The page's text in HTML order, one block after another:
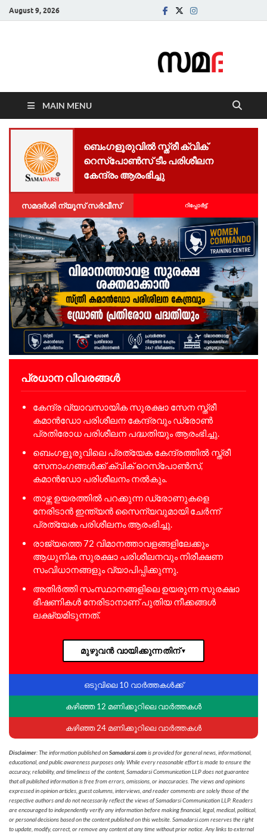
August 9, 2026
MAIN MENU
ബെംഗളൂരുവിൽ സ്ത്രീ ക്വിക്
റെസ്പോൺസ് ടീം പരിശീലന
കേന്ദ്രം ആരംഭിച്ചു
സമദർശി ന്യൂസ് സർവീസ് റിപ്പോര്‍ട്ട്
പ്രധാന വിവരങ്ങൾ
കേന്ദ്ര വ്യാവസായിക സുരക്ഷാ സേന സ്ത്രീ
കമാൻഡോ പരിശീലന കേന്ദ്രവും ഡ്രോൺ
പ്രതിരോധ പരിശീലന പദ്ധതിയും ആരംഭിച്ചു.
ബെംഗളൂരുവിലെ പ്രത്യേക കേന്ദ്രത്തിൽ സ്ത്രീ
സേനാംഗങ്ങൾക്ക് ക്വിക് റെസ്പോൺസ്,
കമാൻഡോ പരിശീലനം നൽകും.
താഴ്ന്ന ഉയരത്തിൽ പറക്കുന്ന ഡ്രോണുകളെ
നേരിടാൻ ഇന്ത്യൻ സൈന്യവുമായി ചേർന്ന്
പ്രത്യേക പരിശീലനം ആരംഭിച്ചു.
രാജ്യത്തെ 72 വിമാനത്താവളങ്ങളിലേക്കും
ആധുനിക സുരക്ഷാ പരിശീലനവും നിരീക്ഷണ
സംവിധാനങ്ങളും വ്യാപിപ്പിക്കുന്നു.
അതിർത്തി സംസ്ഥാനങ്ങളിലെ ഉയരുന്ന സുരക്ഷാ
ഭീഷണികൾ നേരിടാനാണ് പുതിയ നീക്കങ്ങൾ
ലക്ഷ്യമിടുന്നത്.
മുഴുവൻ വായിക്കുന്നതിന്▼
ഒടുവിലെ 10 വാർത്തകൾക്ക്
കഴിഞ്ഞ 12 മണിക്കൂറിലെ വാർത്തകൾ
കഴിഞ്ഞ 24 മണിക്കൂറിലെ വാർത്തകൾ
Disclaimer: The information published onSamadarsi.comis provided for general news, informational,
educational, and public awareness purposes only. While every reasonable effort is made to ensure the
accuracy, reliability, and timeliness of the content, Samadarsi Communication LLP does not guarantee
that all published information is free from errors, omissions, or inaccuracies. The views and opinions
expressed in opinion articles, guest columns, interviews, and reader comments are solely those of the
respective authors and do not necessarily reflect the views of Samadarsi Communication LLP. Readers
are encouraged to independently verify any information before making financial, legal, medical, political,
or personal decisions based on the content published on this website. Samadarsi.com reserves the right
to update, modify, correct, or remove any content at any time without prior notice. Any links to external